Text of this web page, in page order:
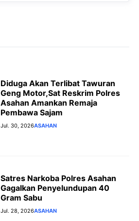
Diduga Akan Terlibat Tawuran
Geng Motor,Sat Reskrim Polres
Asahan Amankan Remaja
Pembawa Sajam
Jul. 30, 2026ASAHAN
Satres Narkoba Polres Asahan
Gagalkan Penyelundupan 40
Gram Sabu
Jul. 28, 2026ASAHAN